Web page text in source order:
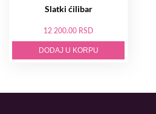
Slatki ćilibar
12 200.00 RSD
DODAJ U KORPU